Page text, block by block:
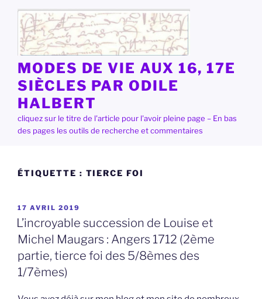
contenu
principal
MODES DE VIE AUX 16, 17E
SIÈCLES PAR ODILE
HALBERT
cliquez sur le titre de l'article pour l'avoir pleine page – En bas
des pages les outils de recherche et commentaires
ÉTIQUETTE : TIERCE FOI
PUBLIÉ
LE
17 AVRIL 2019
L’incroyable succession de Louise et
Michel Maugars : Angers 1712 (2ème
partie, tierce foi des 5/8èmes des
1/7èmes)